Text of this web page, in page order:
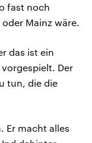
fast noch
Mainz wäre.
das ist ein
Der
tun, die die
Er macht alles